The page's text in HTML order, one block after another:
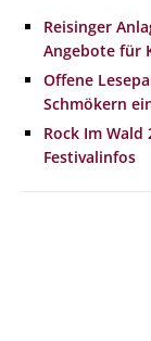
Reisinger
Angebote für
Offene
Schmökern
Rock Im
Festivalinfos